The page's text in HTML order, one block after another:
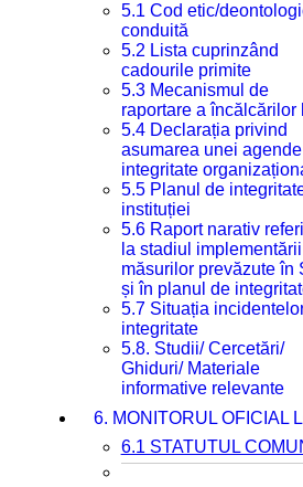
5.1 Cod etic/
conduită
5.2 Lista cuprinzând
cadourile primite
5.3 Mecanismul de
raportare a încălcărilor
5.4 Declarația privind
asumarea unei
integritate
5.5 Planul de
instituției
5.6 Raport narativ
la stadiul implementării
măsurilor prevăzute în
și în planul de
5.7 Situația
integritate
5.8. Studii/ Cercetări/
Ghiduri/ Materiale
informative relevante
6. MONITORUL OFICIAL
6.1 STATUTUL